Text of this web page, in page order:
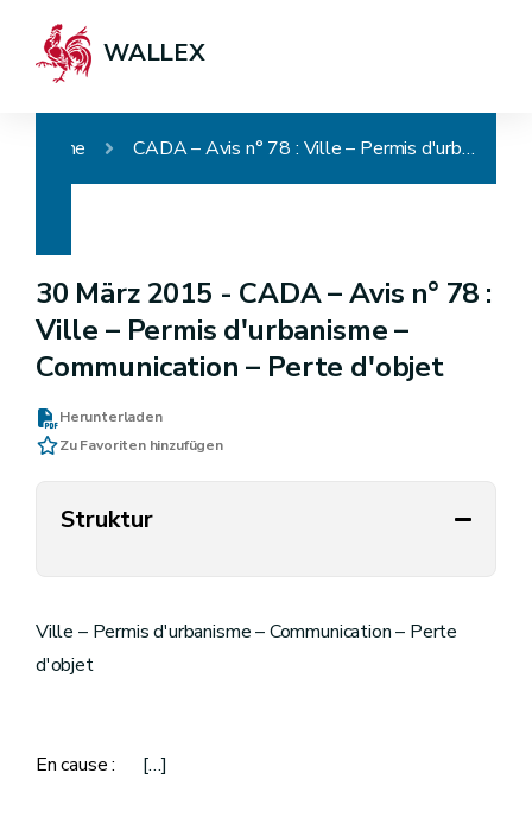
WALLEX
Home CADA – Avis n° 78 : Ville – Permis d'urbanisme – Communication – Perte d'objet
30 März 2015 - CADA – Avis n° 78 :
Ville – Permis d'urbanisme –
Communication – Perte d'objet
Herunterladen
Zu Favoriten hinzufügen
Struktur
Ville – Permis d'urbanisme – Communication – Perte
d'objet
En cause : […]